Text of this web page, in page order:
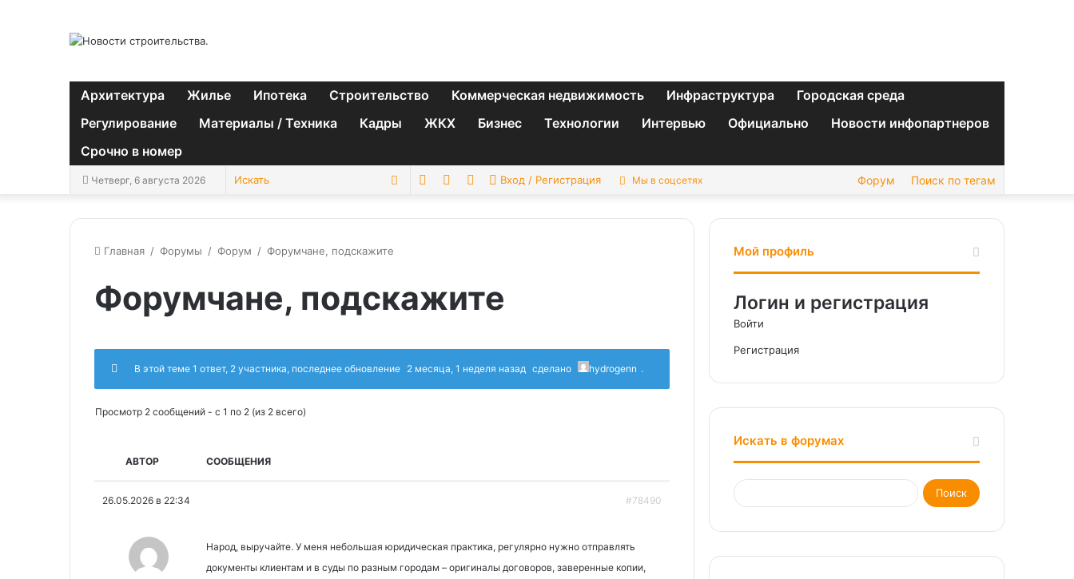
Архитектура Жилье Ипотека Строительство Коммерческая недвижимость Инфраструктура
Городская среда
Регулирование
Материалы / Техника Кадры ЖКХ Бизнес Технологии Интервью Официально
Новости инфопартнеров
Срочно в номер
Четверг, 6 августа 2026 Искать SwitchSidebarСлучайная
Вход / Регистрация Мы в соцсетях Форум Поиск по тегам
Главная / Форумы / Форум / Форумчане, подскажите
Форумчане, подскажите
В этой теме 1 ответ, 2 участника, последнее обновление 2 месяца, 1 неделя назад сделано hydrogenn .
Просмотр 2 сообщений - с 1 по 2 (из 2 всего)
АВТОР СООБЩЕНИЯ
26.05.2026 в 22:34 #78490
Народ, выручайте. У меня небольшая юридическая практика, регулярно нужно отправлять
документы клиентам и в суды по разным городам – оригиналы договоров, заверенные копии,
Мой профиль
Логин и регистрация
Войти
Регистрация
Искать в форумах